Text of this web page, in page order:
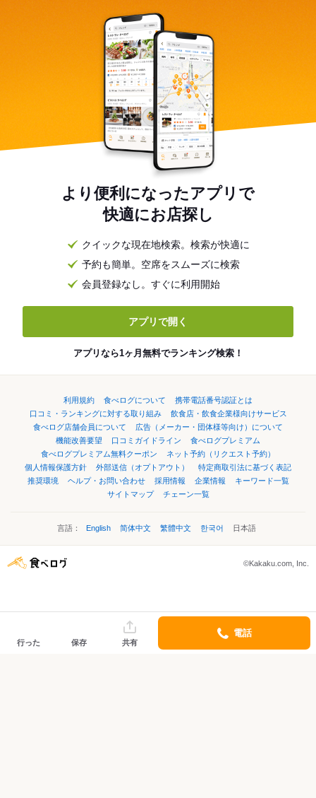
より便利になったアプリで
快適にお店探し
クイックな現在地検索。検索が快適に
予約も簡単。空席をスムーズに検索
会員登録なし。すぐに利用開始
アプリで開く
アプリなら1ヶ月無料でランキング検索！
利用規約 食べログについて
携帯電話番号認証とは
口コミ・ランキングに対する取り組み
飲食店・飲食企業様向けサービス
食べログ店舗会員について
広告（メーカー・団体様等向け）について
機能改善要望
口コミガイドライン
食べログプレミアム
食べログプレミアム無料クーポン
ネット予約（リクエスト予約）
個人情報保護方針
外部送信（オプトアウト）
特定商取引法に基づく表記
推奨環境
ヘルプ・お問い合わせ 採用情報 企業情報
キーワード一覧
サイトマップ
チェーン一覧
言語： English 简体中文 繁體中文 한국어 日本語
©Kakaku.com, Inc.
行った 保存 共有
電話